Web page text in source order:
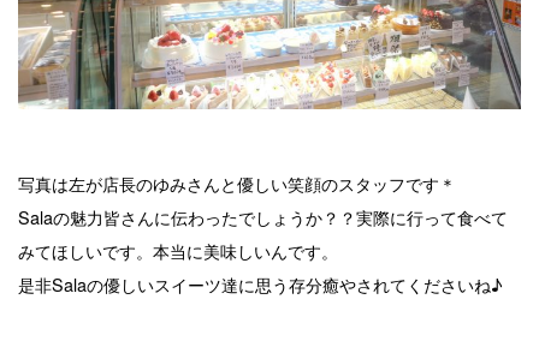
写真は左が店長のゆみさんと優しい笑顔のスタッフです＊
Salaの魅力皆さんに伝わったでしょうか？？実際に行って食べて
みてほしいです。本当に美味しいんです。
是非Salaの優しいスイーツ達に思う存分癒やされてくださいね♪